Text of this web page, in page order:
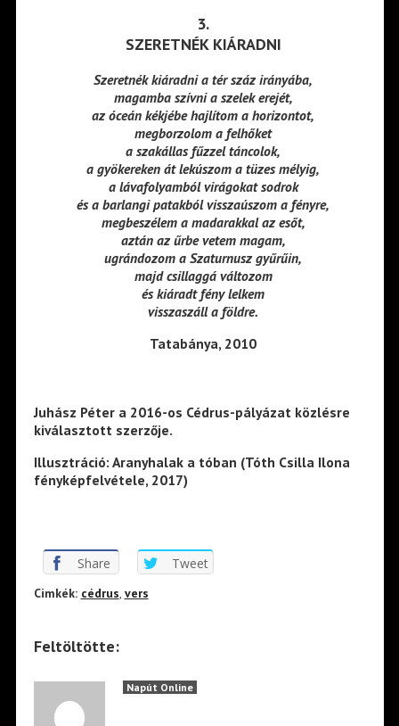
3.
SZERETNÉK KIÁRADNI
Szeretnék kiáradni a tér száz irányába,
magamba szívni a szelek erejét,
az óceán kékjébe hajlítom a horizontot,
megborzolom a felhőket
a szakállas fűzzel táncolok,
a gyökereken át lekúszom a tüzes mélyig,
a lávafolyamból virágokat sodrok
és a barlangi patakból visszaúszom a fényre,
megbeszélem a madarakkal az esőt,
aztán az űrbe vetem magam,
ugrándozom a Szaturnusz gyűrűin,
majd csillaggá változom
és kiáradt fény lelkem
visszaszáll a földre.
Tatabánya, 2010
Juhász Péter a 2016-os Cédrus-pályázat közlésre
kiválasztott szerzője.
Illusztráció: Aranyhalak a tóban (Tóth Csilla Ilona
fényképfelvétele, 2017)
Share Tweet
Cimkék: cédrus, vers
Feltöltötte:
Napút Online